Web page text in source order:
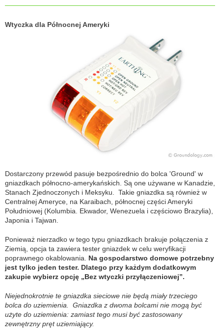
Wtyczka dla Północnej Ameryki
Dostarczony przewód pasuje bezpośrednio do bolca 'Ground' w
gniazdkach północno-amerykańskich. Są one używane w Kanadzie,
Stanach Zjednoczonych i Meksyku. Takie gniazdka są również w
Centralnej Ameryce, na Karaibach, północnej części Ameryki
Południowej (Kolumbia. Ekwador, Wenezuela i częściowo Brazylia),
Japonia i Tajwan.
Ponieważ nierzadko w tego typu gniazdkach brakuje połączenia z
Ziemią, opcja ta zawiera tester gniazdek w celu weryfikacji
poprawnego okablowania. Na gospodarstwo domowe potrzebny
jest tylko jeden tester. Dlatego przy każdym dodatkowym
zakupie wybierz opcję „Bez wtyczki przyłączeniowej”.
Niejednokrotnie te gniazdka sieciowe nie będą miały trzeciego
bolca do uziemienia. Gniazdka z dwoma bolcami nie mogą być
użyte do uziemienia: zamiast tego musi być zastosowany
zewnętrzny pręt uziemiający.